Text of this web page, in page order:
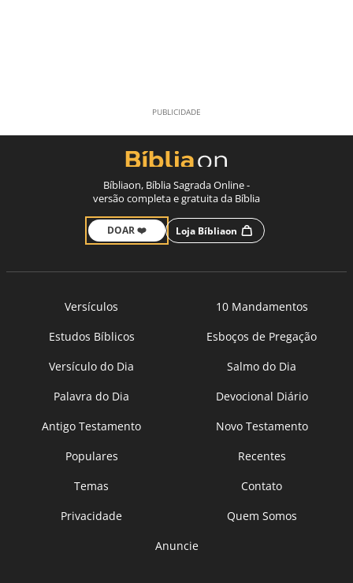
Bíbliaon, Bíblia Sagrada Online -
versão completa e gratuita da Bíblia
DOAR ❤️ Loja Bíbliaon
Versículos
10 Mandamentos
Estudos Bíblicos
Esboços de Pregação
Versículo do Dia
Salmo do Dia
Palavra do Dia
Devocional Diário
Antigo Testamento
Novo Testamento
Populares
Recentes
Temas
Contato
Privacidade
Quem Somos
Anuncie